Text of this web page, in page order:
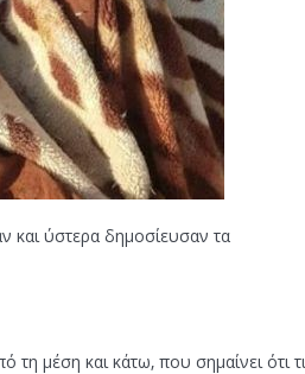
και ύστερα δημοσίευσαν τα
τη μέση και κάτω, που σημαίνει ότι